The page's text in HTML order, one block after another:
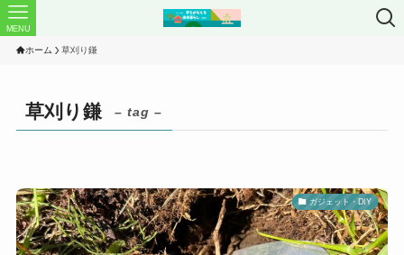
MENU
ホーム 草刈り鎌
草刈り鎌 – tag –
ガジェット・DIY